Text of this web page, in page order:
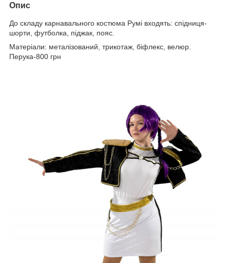
Опис
До складу карнавального костюма Румі входять: спідниця-
шорти, футболка, піджак, пояс.
Матеріали: металізований, трикотаж, біфлекс, велюр.
Перука-800 грн